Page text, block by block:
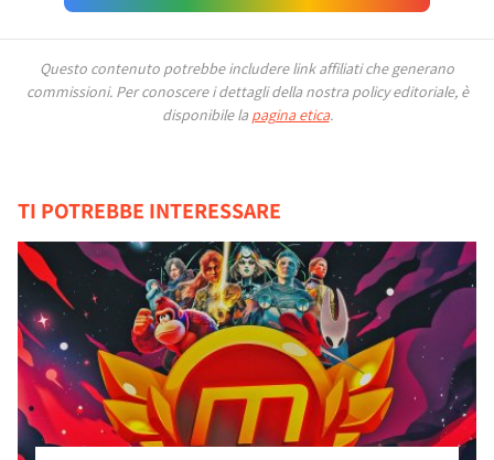
Questo contenuto potrebbe includere link affiliati che generano
commissioni. Per conoscere i dettagli della nostra policy editoriale, è
disponibile la pagina etica.
TI POTREBBE INTERESSARE